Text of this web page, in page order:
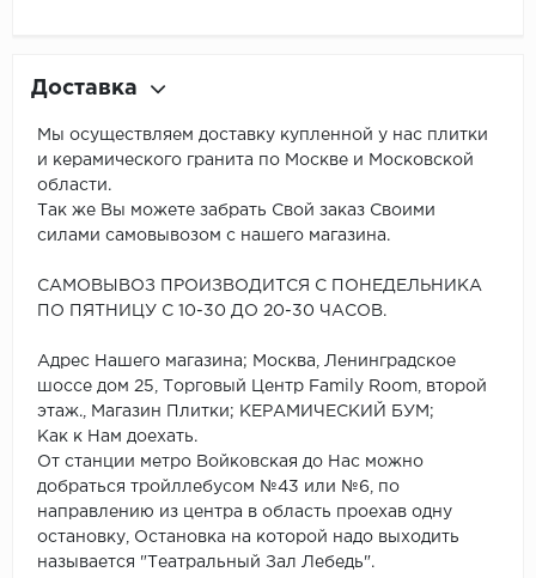
Доставка
Мы осуществляем доставку купленной у нас плитки
и керамического гранита по Москве и Московской
области.
Так же Вы можете забрать Свой заказ Своими
силами самовывозом с нашего магазина.
САМОВЫВОЗ ПРОИЗВОДИТСЯ С ПОНЕДЕЛЬНИКА
ПО ПЯТНИЦУ С 10-30 ДО 20-30 ЧАСОВ.
Адрес Нашего магазина; Москва, Ленинградское
шоссе дом 25, Торговый Центр Family Room, второй
этаж., Магазин Плитки; КЕРАМИЧЕСКИЙ БУМ;
Как к Нам доехать.
От станции метро Войковская до Нас можно
добраться тройллебусом №43 или №6, по
направлению из центра в область проехав одну
остановку, Остановка на которой надо выходить
называется "Театральный Зал Лебедь".